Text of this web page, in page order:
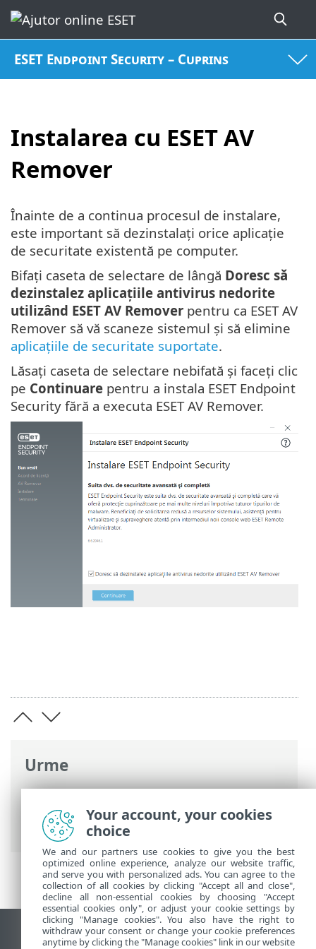
ESET Endpoint Security – Cuprins
Instalarea cu ESET AV
Remover
Urme
Ajutor online ESET>ESET Endpoint
Security >Instalare/Upgrade> Instalarea
cu ESET AV Remover
Înainte de a continua procesul de instalare,
este important să dezinstalați orice aplicație
de securitate existentă pe computer.
Bifați caseta de selectare de lângă Doresc să
dezinstalez aplicațiile antivirus nedorite
utilizând ESET AV Remover pentru ca ESET AV
Remover să vă scaneze sistemul și să elimine
aplicațiile de securitate suportate.
Lăsați caseta de selectare nebifată și faceți clic
pe Continuare pentru a instala ESET Endpoint
Security fără a executa ESET AV Remover.
Vizualizare site pentru desktop
Your account, your cookies
choice
We and our partners use cookies to give you the best
optimized online experience, analyze our website traffic,
and serve you with personalized ads. You can agree to the
collection of all cookies by clicking "Accept all and close",
decline all non-essential cookies by choosing "Accept
essential cookies only", or adjust your cookie settings by
clicking "Manage cookies". You also have the right to
withdraw your consent or change your cookie preferences
anytime by clicking the "Manage cookies" link in our website